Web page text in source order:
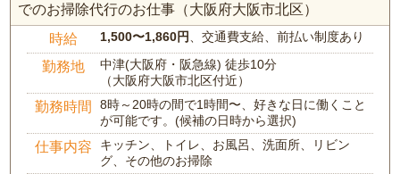
でのお掃除代行のお仕事（大阪府大阪市北区）
時給 1,500〜1,860円 、交通費支給、前払い制度あり
勤務地
中津(大阪府・阪急線) 徒歩10分
（大阪府大阪市北区付近）
勤務時間
8時～20時の間で1時間〜、好きな日に働くこと
が可能です。(候補の日時から選択)
仕事内容
キッチン、トイレ、お風呂、洗面所、リビン
グ、その他のお掃除